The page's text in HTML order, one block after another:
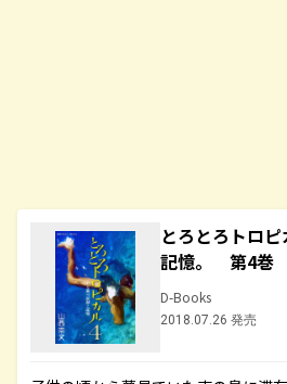
とろとろトロ
記憶。 第4巻
D-Books
2018.07.26 発売